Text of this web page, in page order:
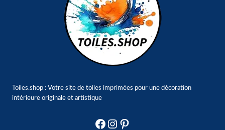
Toiles.shop : Votre site de toiles imprimées pour une décoration
intérieure originale et artistique
Facebook
Instagram
Pinterest